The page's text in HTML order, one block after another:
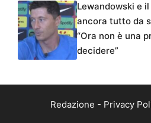
Lewandowski e
ancora tutto da
“Ora non è una
decidere”
Redazione - Privacy